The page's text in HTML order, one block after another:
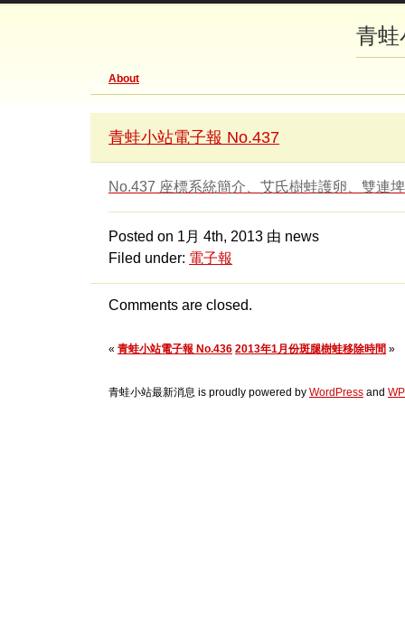
青蛙
About
青蛙小站電子報 No.437
No.437 座標系統簡介、艾氏樹蛙護卵、雙連
Posted on 1月 4th, 2013 由 news
Filed under: 電子報
Comments are closed.
« 青蛙小站電子報 No.436 2013年1月份斑腿樹蛙移除時間 »
青蛙小站最新消息 is proudly powered by WordPress and